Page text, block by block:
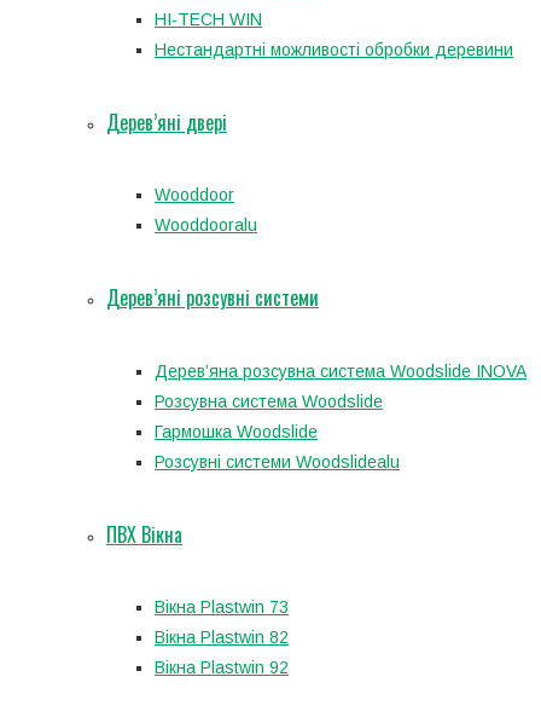
HI-TECH WIN
Нестандартні можливості обробки деревини
Дерев’яні двері
Wooddoor
Wooddooralu
Дерев’яні розсувні системи
Дерев’яна розсувна система Woodslide INOVA
Розсувна система Woodslide
Гармошка Woodslide
Розсувні системи Woodslidealu
ПВХ Вікна
Вікна Plastwin 73
Вікна Plastwin 82
Вікна Plastwin 92